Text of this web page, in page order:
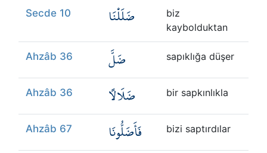
Secde 10 ضَلَلْنَا
biz
kaybolduktan
Ahzâb 36 ضَلَّ sapıklığa düşer
Ahzâb 36 ضَلَالًا bir sapkınlıkla
Ahzâb 67 فَأَضَلُّونَا bizi saptırdılar